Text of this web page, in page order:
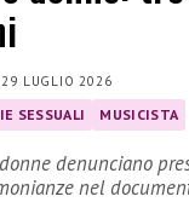
29 LUGLIO 2026
SESSUALI MUSICISTA
denunciano
nel